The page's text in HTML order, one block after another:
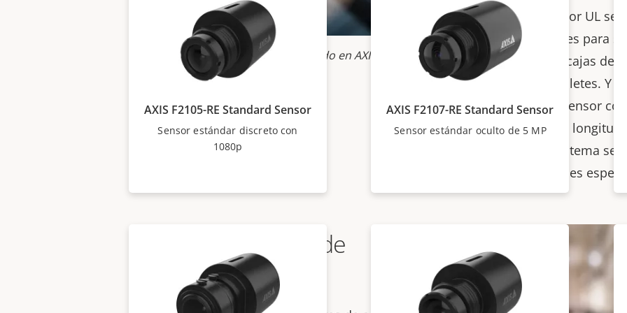
AXIS F2137-RE Fisheye Sensor montado en AXIS TW4100 Front
Windshield Mount.
reconocidas por UL se
las hace ideales para
automáticos, cajas de
emisión de billetes. Y
unidades de sensor
capacidades y
(98 ft), este sistema se
sus necesidades
Menor coste total de
propiedad
AXIS F2105-RE Standard Sensor
Sensor estándar discreto con
1080p
AXIS F2107-RE Standard Sensor
Sensor estándar oculto de 5 MP